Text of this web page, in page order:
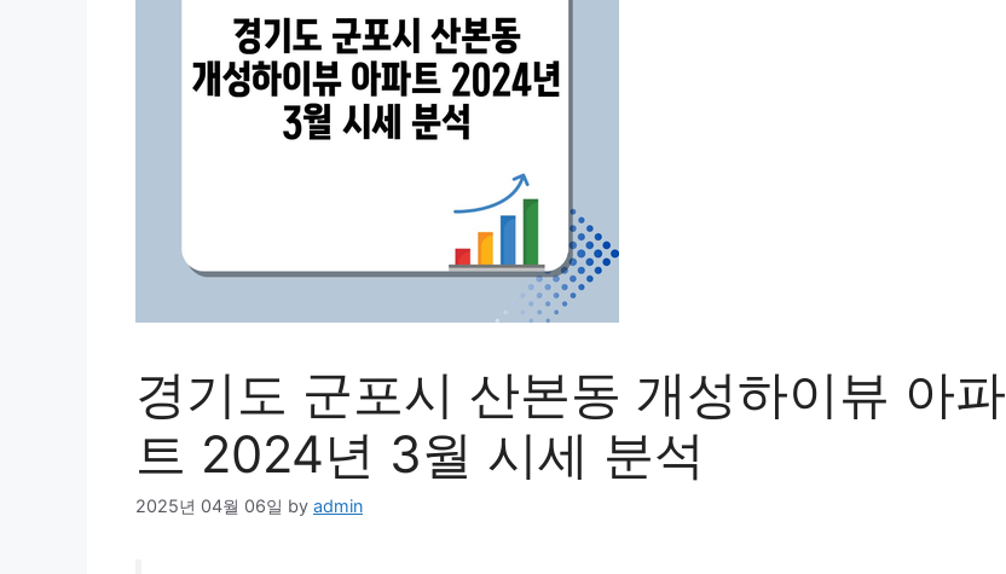
경기도 군포시 산본동 개성하이뷰 아파
트 2024년 3월 시세 분석
2025년 04월 06일 by admin